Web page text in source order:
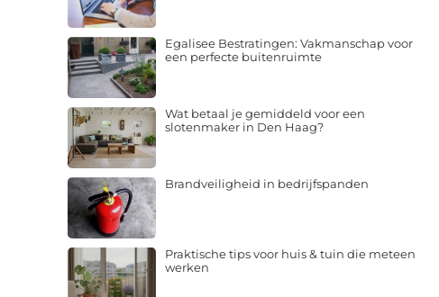
Egalisee Bestratingen: Vakmanschap voor
een perfecte buitenruimte
Wat betaal je gemiddeld voor een
slotenmaker in Den Haag?
Brandveiligheid in bedrijfspanden
Praktische tips voor huis & tuin die meteen
werken